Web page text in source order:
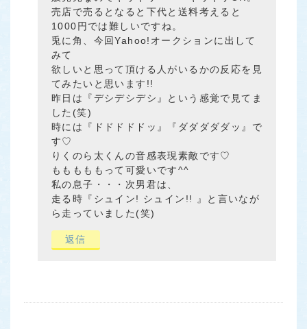
売店で売るとなると下代と送料考えると
1000円では難しいですね。
兎に角、今回Yahoo!オークションに出して
みて
欲しいと思って頂ける人がいるかの反応を見
てみたいと思います!!
昨日は『デシデシデシ』という感覚で見てま
した(笑)
時には『ドドドドドッ』『ダダダダダッ』で
す♡
りくのら太くんの音感表現素敵です♡
もももももって可愛いです^^
私の息子・・・次男君は、
走る時『シュイン! シュイン!! 』と言いなが
ら走っていました(笑)
返信